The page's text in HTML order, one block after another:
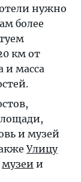
нужно
более
км от
и масса
и музей
Улицу
музеи и